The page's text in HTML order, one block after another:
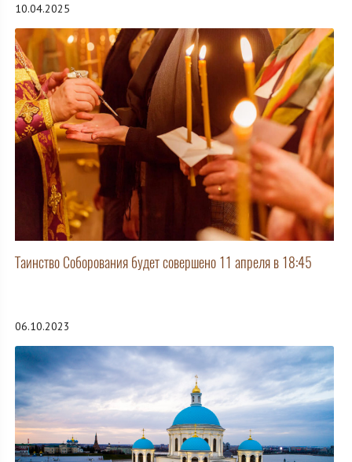
10.04.2025
Таинство Соборования будет совершено 11 апреля в 18:45
06.10.2023